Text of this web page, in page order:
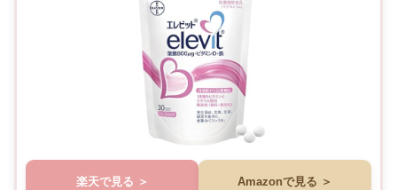
楽天で見る Amazonで見る